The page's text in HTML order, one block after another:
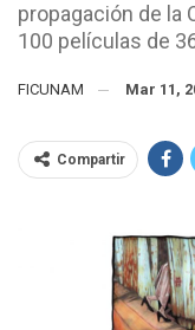
propagación de la
100 películas de
FICUNAM Mar 11,
Compartir